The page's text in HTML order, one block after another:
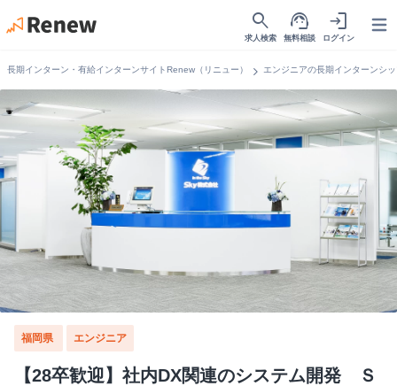
search
求人検索
support_agent
無料相談
login
ログイン
長期インターン・有給インターンサイトRenew（リニュー） chevron_right エンジニアの長期インターンシ
福岡県 エンジニア
【28卒歓迎】社内DX関連のシステム開発 Ｓ